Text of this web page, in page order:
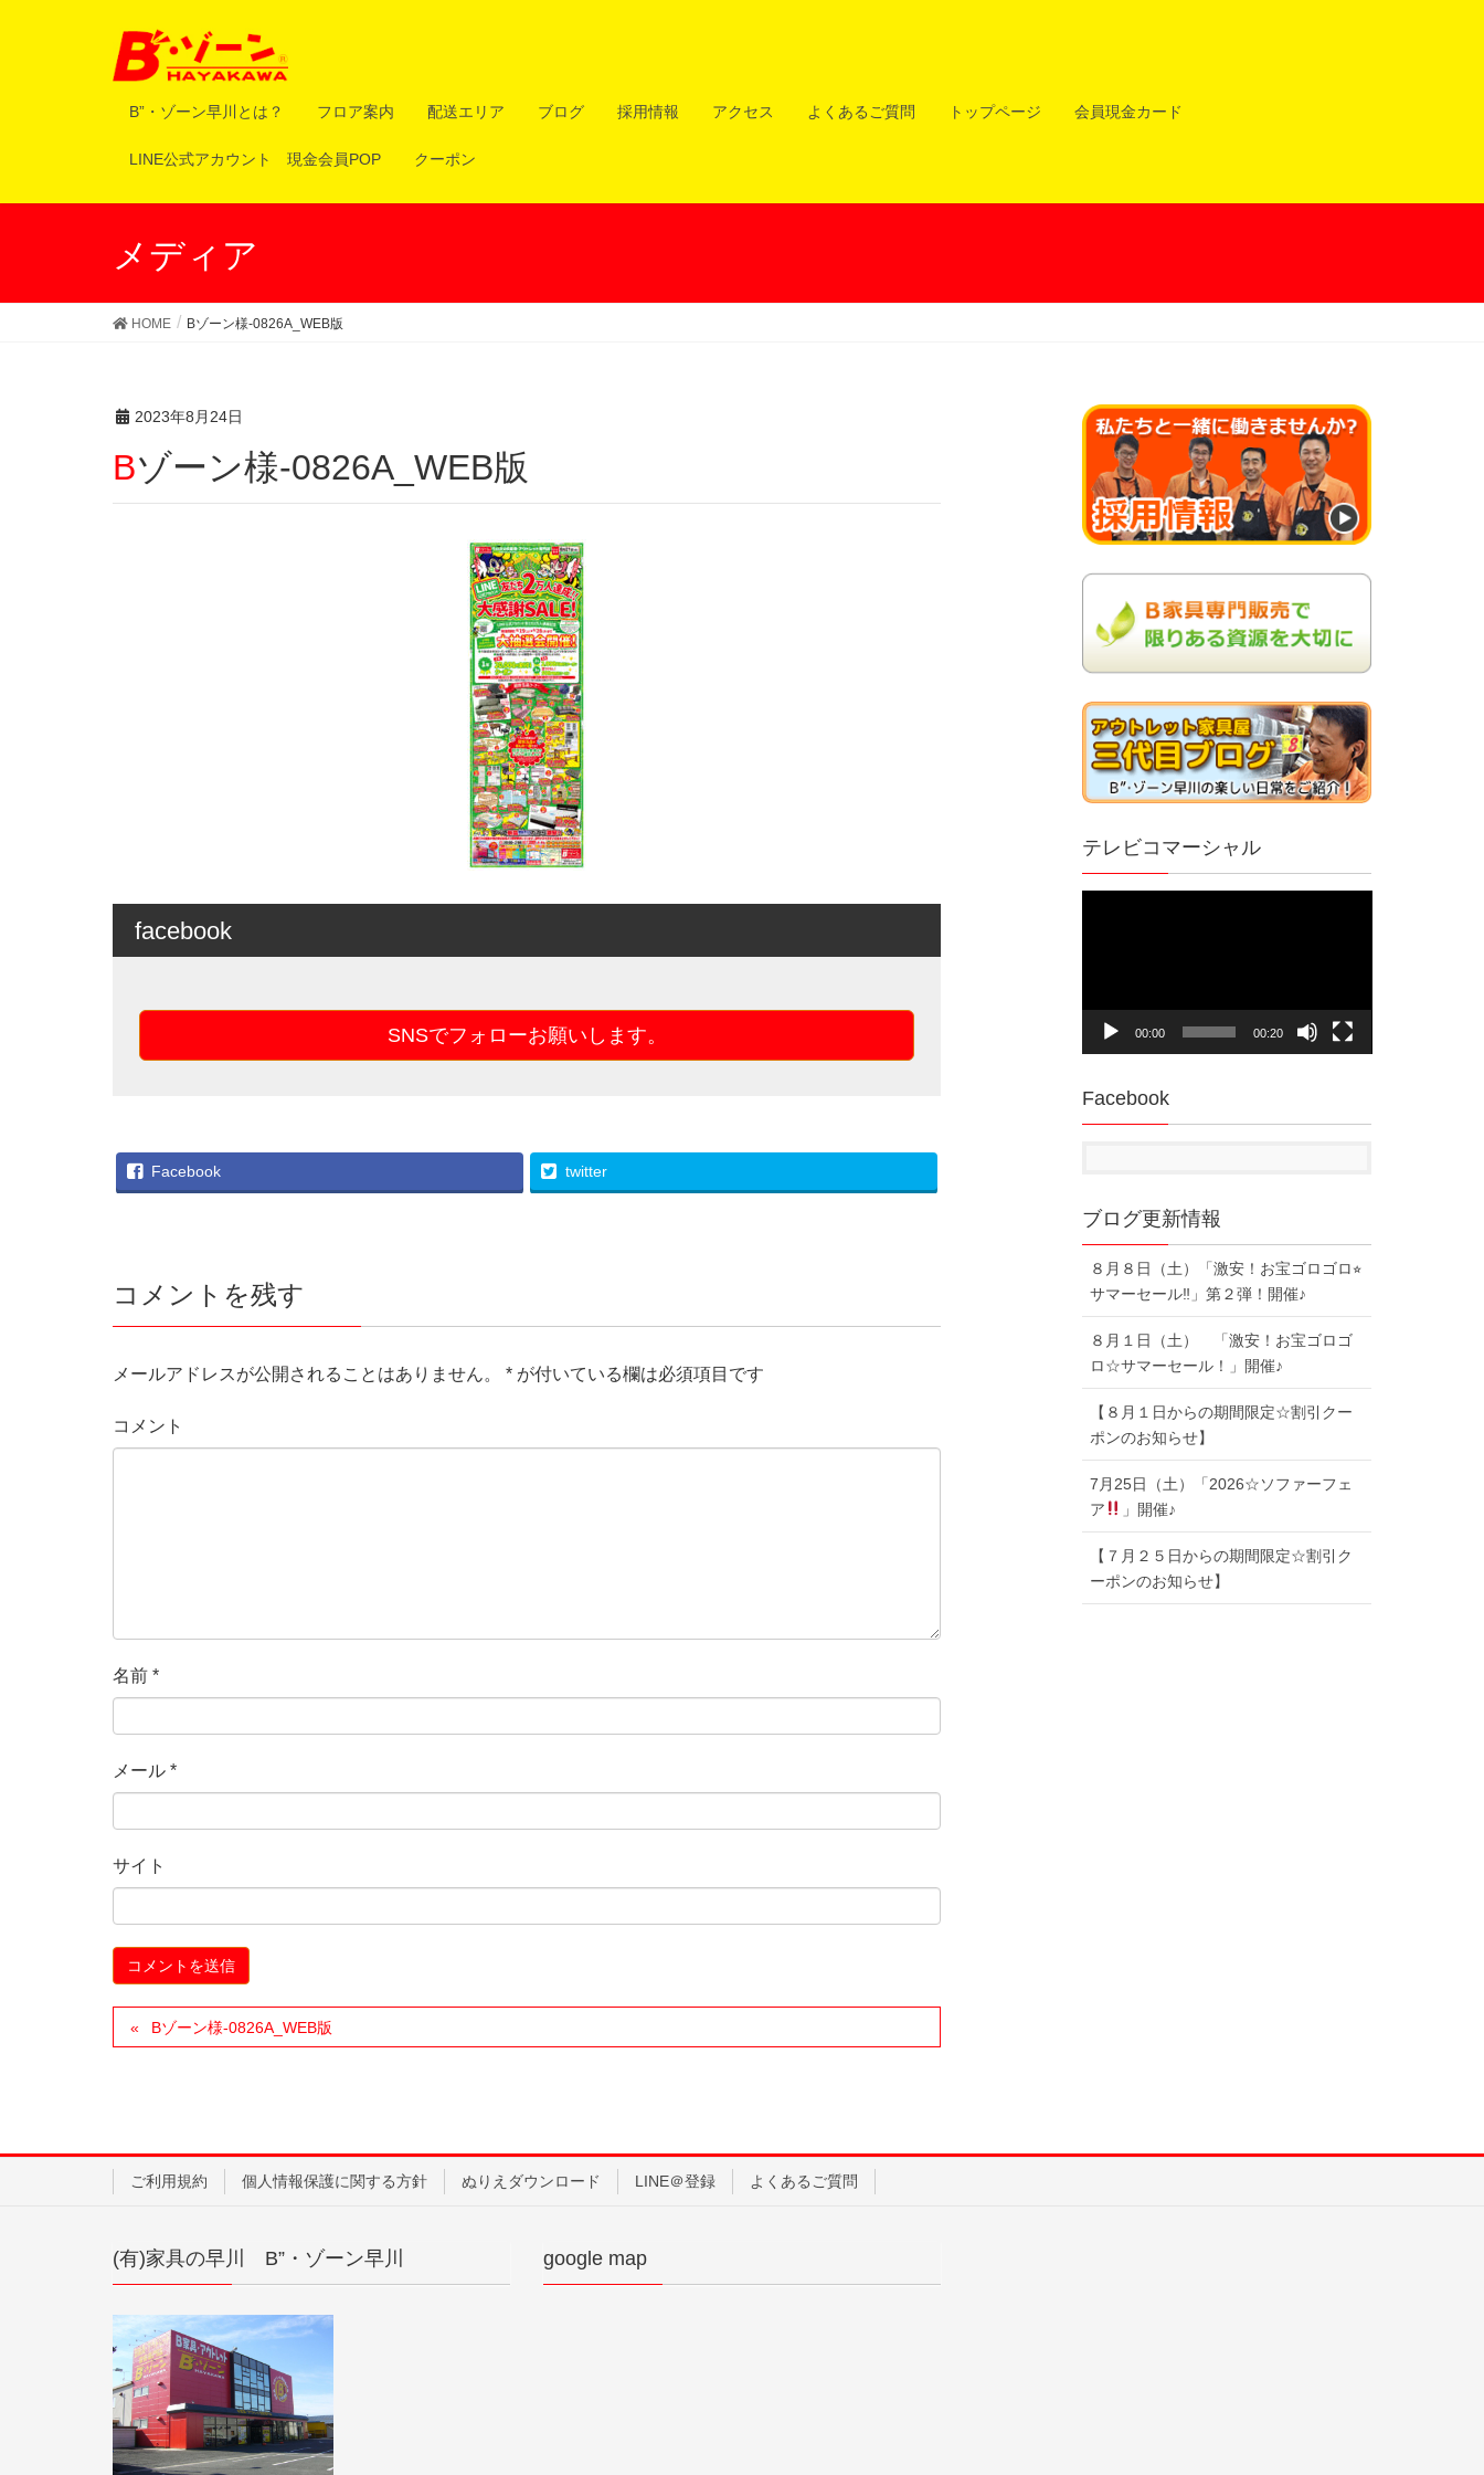
B”・ゾーン早川とは？ フロア案内 配送エリア ブログ 採用情報 アクセス よくあるご質問 トップページ 会員現金カード
LINE公式アカウント 現金会員POP クーポン
メディア
HOME Bゾーン様-0826A_WEB版
2023年8月24日
Bゾーン様-0826A_WEB版
facebook
SNSでフォローお願いします。
Facebook twitter
コメントを残す
メールアドレスが公開されることはありません。 * が付いている欄は必須項目です
コメント
名前 *
メール *
サイト
Bゾーン様-0826A_WEB版
テレビコマーシャル
00:00 00:20
Facebook
ブログ更新情報
８月８日（土）「激安！お宝ゴロゴロ⭐︎
サマーセール‼︎」第２弾！開催♪
８月１日（土） 「激安！お宝ゴロゴ
ロ☆サマーセール！」開催♪
【８月１日からの期間限定☆割引クー
ポンのお知らせ】
7月25日（土）「2026☆ソファーフェ
ア
」開催♪
【７月２５日からの期間限定☆割引ク
ーポンのお知らせ】
ご利用規約 個人情報保護に関する方針 ぬりえダウンロード LINE＠登録 よくあるご質問
(有)家具の早川 B”・ゾーン早川 google map